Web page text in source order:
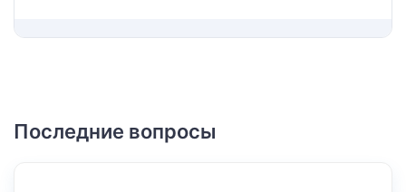
Последние вопросы